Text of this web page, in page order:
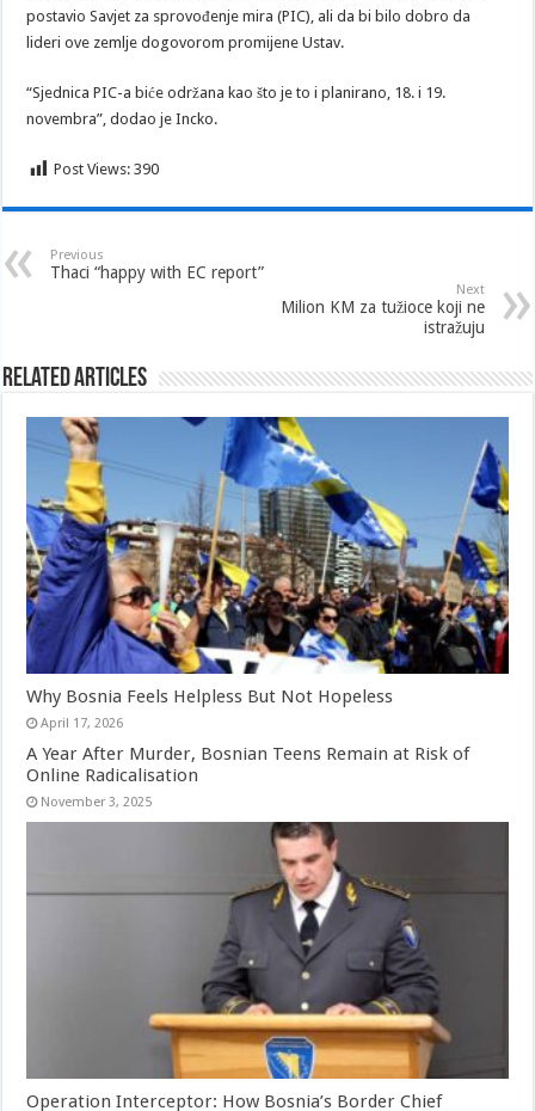
postavio Savjet za sprovođenje mira (PIC), ali da bi bilo dobro da
lideri ove zemlje dogovorom promijene Ustav.
“Sjednica PIC-a biće održana kao što je to i planirano, 18. i 19.
novembra”, dodao je Incko.
Post Views: 390
Previous
Thaci “happy with EC report”
Next
Milion KM za tužioce koji ne
istražuju
Related Articles
Why Bosnia Feels Helpless But Not Hopeless
April 17, 2026
A Year After Murder, Bosnian Teens Remain at Risk of
Online Radicalisation
November 3, 2025
Operation Interceptor: How Bosnia’s Border Chief